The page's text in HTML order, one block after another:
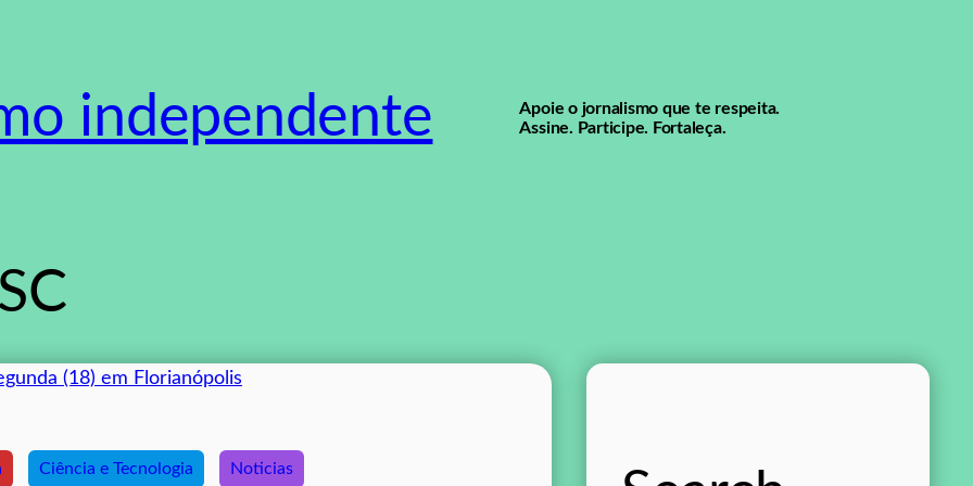
independente
Apoie o jornalismo que te respeita.
Assine. Participe. Fortaleça.
Ciência e Tecnologia Noticias